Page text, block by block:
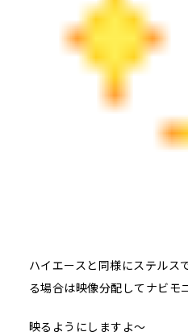
ハイエースと同様にステルス
る場合は映像分配してナビモ
映るようにしますよ～